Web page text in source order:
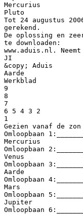
Mercurius
Pluto
Tot 24 augustus
gerekend.
De oplossing en
te downloaden:
www.aduis.nl.
JI
&copy; Aduis
Aarde
Werkblad
9
8
7
6 5 4 3 2
1
Gezien vanaf de zon
Omloopbaan
Mercurius
Omloopbaan
Venus
Omloopbaan
Aarde
Omloopbaan
Mars
Omloopbaan
Jupiter
Omloopbaan